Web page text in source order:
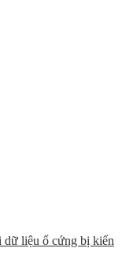
liệu ổ cứng bị kiến